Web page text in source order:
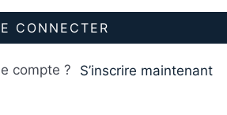
CONNECTER
compte ? S’inscrire maintenant